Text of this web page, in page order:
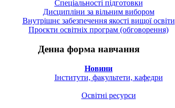
Спецiальностi підготовки
Дисципліни за вільним вибором
Внутрішнє забезпечення якості вищої освіти
Проєкти освітніх програм (обговорення)
Денна форма навчання
Новини
Інститути, факультети, кафедри
Освітні ресурси